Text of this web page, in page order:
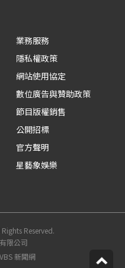
業務服務
隱私權政策
網站使用協定
數位廣告與贊助政策
節目版權銷售
公開招標
官方聲明
星藝象娛樂
Reserved.
限公司
新聞網